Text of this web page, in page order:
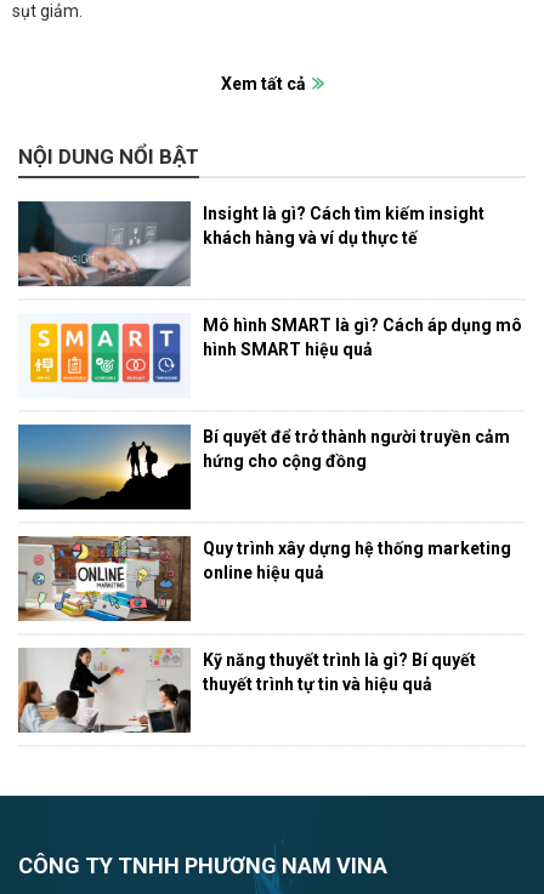
sụt giảm.
Xem tất cả
NỘI DUNG NỔI BẬT
Insight là gì? Cách tìm kiếm insight
khách hàng và ví dụ thực tế
Mô hình SMART là gì? Cách áp dụng mô
hình SMART hiệu quả
Bí quyết để trở thành người truyền cảm
hứng cho cộng đồng
Quy trình xây dựng hệ thống marketing
online hiệu quả
Kỹ năng thuyết trình là gì? Bí quyết
thuyết trình tự tin và hiệu quả
CÔNG TY TNHH PHƯƠNG NAM VINA